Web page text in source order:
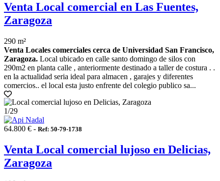
Venta Local comercial en Las Fuentes,
Zaragoza
290 m²
Venta Locales comerciales cerca de Universidad San Francisco,
Zaragoza. Local ubicado en calle santo domingo de silos con
290m2 en planta calle , anteriormente destinado a taller de costura . .
en la actualidad seria ideal para almacen , garajes y diferentes
comercios.. el local esta justo enfrente del colegio publico sa...
1/29
64.800 € - Ref: 50-79-1738
Venta Local comercial lujoso en Delicias,
Zaragoza